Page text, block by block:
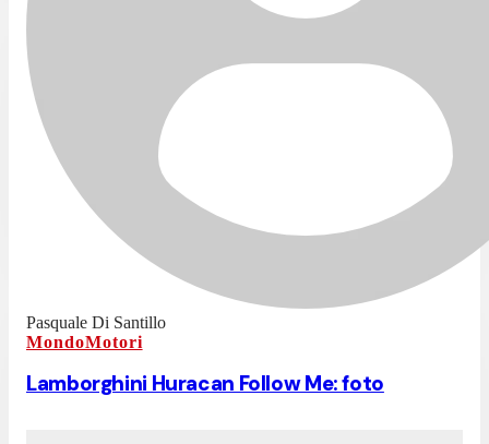
Pasquale Di Santillo
MondoMotori
Lamborghini Huracan Follow Me: foto